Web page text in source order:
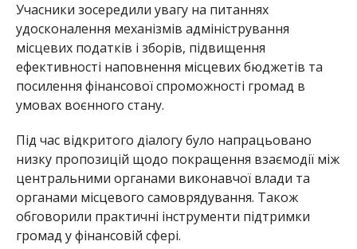
Учасники зосередили увагу на питаннях
удосконалення механізмів адміністрування
місцевих податків і зборів, підвищення
ефективності наповнення місцевих бюджетів та
посилення фінансової спроможності громад в
умовах воєнного стану.
Під час відкритого діалогу було напрацьовано
низку пропозицій щодо покращення взаємодії між
центральними органами виконавчої влади та
органами місцевого самоврядування. Також
обговорили практичні інструменти підтримки
громад у фінансовій сфері.